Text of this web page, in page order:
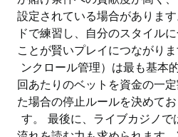
設定されている場合がありま
ドで練習し、自分のスタイル
ことが賢いプレイにつながり
ンクロール管理）は最も基本
回あたりのベットを資金の一
た場合の停止ルールを決めて
す。 最後に、ライブカジノで